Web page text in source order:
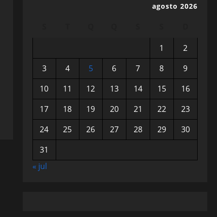
agosto 2026
1
2
3
4 5 6 7 8
9
10
11 12 13 14 15
16
17
18 19 20 21 22
23
24
25 26 27 28 29
30
31
« jul